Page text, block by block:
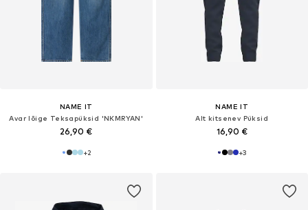
NAME IT
Avar lõige Teksapüksid 'NKMRYAN'
26,90 €
+2
NAME IT
Alt kitsenev Püksid
16,90 €
+3